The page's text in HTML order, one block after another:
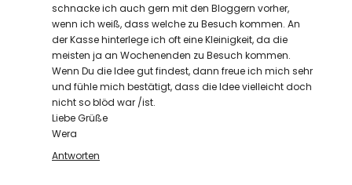
schnacke ich auch gern mit den Bloggern vorher,
wenn ich weiß, dass welche zu Besuch kommen. An
der Kasse hinterlege ich oft eine Kleinigkeit, da die
meisten ja an Wochenenden zu Besuch kommen.
Wenn Du die Idee gut findest, dann freue ich mich sehr
und fühle mich bestätigt, dass die Idee vielleicht doch
nicht so blöd war /ist.
Liebe Grüße
Wera
Antworten